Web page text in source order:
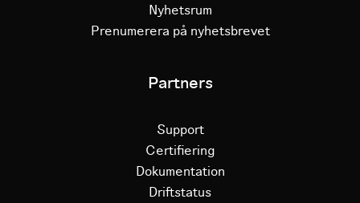
Nyhetsrum
Prenumerera på nyhetsbrevet
Partners
Support
Certifiering
Dokumentation
Driftstatus